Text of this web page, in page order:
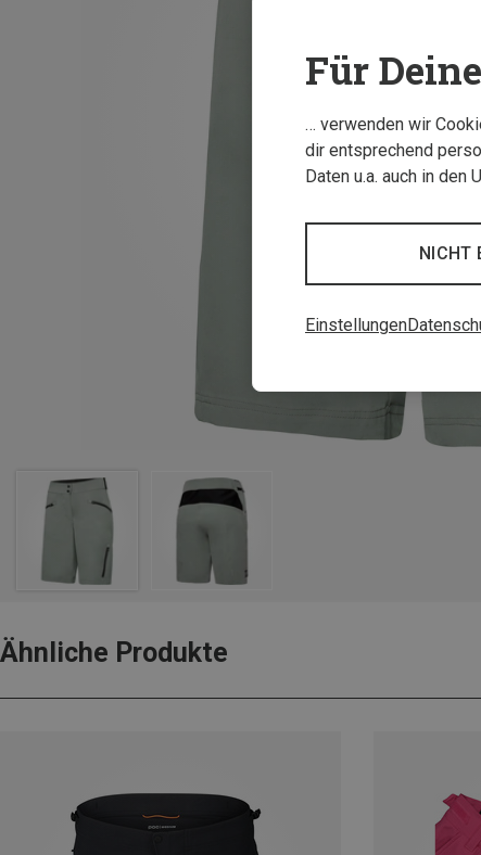
Ähnliche Produkte
Für
… verwenden wir
dir entsprechend
Daten u.a. auch in
NICHT
Einstellungen